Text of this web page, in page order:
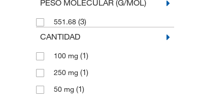
PESO MOLECULAR (G/MOL)
551.68 (3)
CANTIDAD
100 mg (1)
250 mg (1)
50 mg (1)